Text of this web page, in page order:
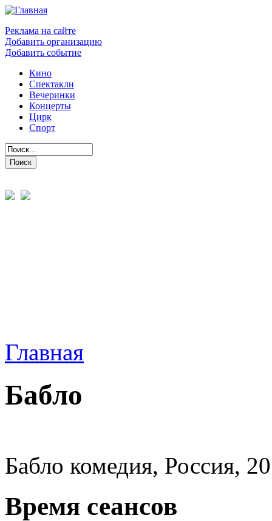
Реклама на сайте
Добавить организацию
Добавить событие
Кино
Спектакли
Вечеринки
Концерты
Цирк
Спорт
Главная
Бабло
Бабло комедия, Россия,
Время сеансов